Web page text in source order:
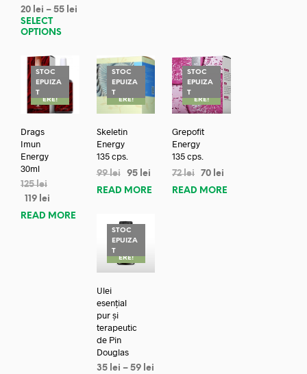
20 lei – 55 lei
SELECT
OPTIONS
STOC
EPUIZA
TREDUC
ERE!
Drags
Imun
Energy
30ml
125lei
119 lei
READ MORE
STOC
EPUIZA
TREDUC
ERE!
Skeletin
Energy
135 cps.
99lei 95 lei
READ MORE
STOC
EPUIZA
TREDUC
ERE!
Grepofit
Energy
135 cps.
72lei 70 lei
READ MORE
STOC
EPUIZA
TREDUC
ERE!
Ulei
esențial
pur și
terapeutic
de Pin
Douglas
35 lei – 59 lei